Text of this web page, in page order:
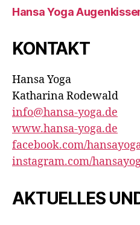
Hansa Yoga
KONTAKT
Hansa Yoga
Katharina Rodewald
info@hansa-yoga.de
www.hansa-yoga.de
facebook.com/
instagram.com/
AKTUELLES